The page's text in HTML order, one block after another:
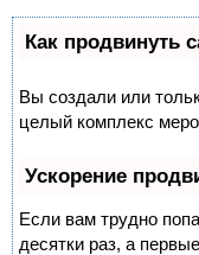
Как продвинуть
Вы создали или
целый комплекс
Ускорение
Если вам трудно
десятки раз, а